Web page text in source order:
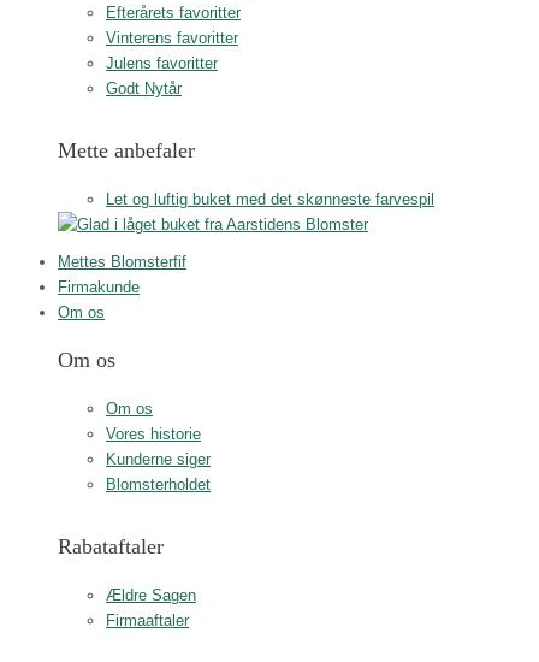
Efterårets favoritter
Vinterens favoritter
Julens favoritter
Godt Nytår
Mette anbefaler
Let og luftig buket med det skønneste farvespil
Mettes Blomsterfif
Firmakunde
Om os
Om os
Om os
Vores historie
Kunderne siger
Blomsterholdet
Rabataftaler
Ældre Sagen
Firmaaftaler